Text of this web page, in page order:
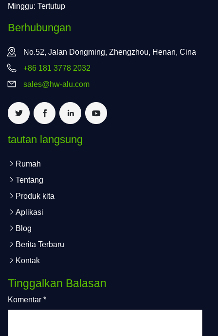
Minggu: Tertutup
Berhubungan
No.52, Jalan Dongming, Zhengzhou, Henan, Cina
+86 181 3778 2032
sales@hw-alu.com
tautan langsung
Rumah
Tentang
Produk kita
Aplikasi
Blog
Berita Terbaru
Kontak
Tinggalkan Balasan
Komentar *